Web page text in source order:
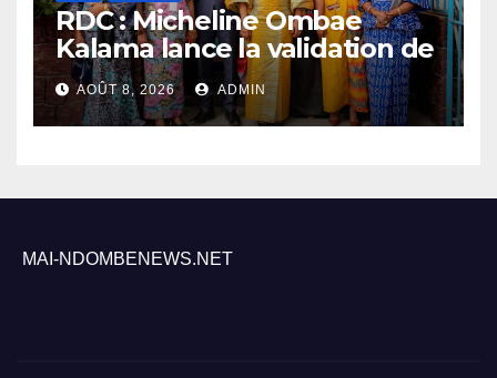
RDC : Micheline Ombae
Kalama lance la validation de
la stratégie nationale pour
renforcer la participation
politique des femmes
AOÛT 8, 2026 ADMIN
MAI-NDOMBENEWS.NET